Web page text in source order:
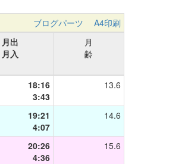
ブログパーツ
A4印刷
月出
月入
月
齢
18:16
3:43
13.6
19:21
4:07
14.6
20:26
4:36
15.6